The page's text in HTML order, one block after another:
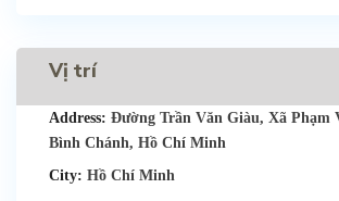
Vị trí
Address: Đường Trần Văn Giàu, Xã Phạm
Bình Chánh, Hồ Chí Minh
City: Hồ Chí Minh